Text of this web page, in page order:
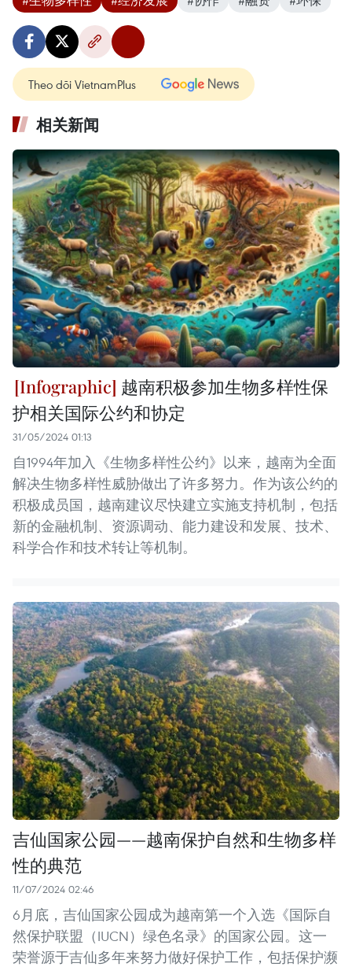
Theo dõi VietnamPlus
相关新闻
越南积极参加生物多样性保
护相关国际公约和协定
31/05/2024 01:13
自1994年加入《生物多样性公约》以来，越南为全面
解决生物多样性威胁做出了许多努力。作为该公约的
积极成员国，越南建议尽快建立实施支持机制，包括
新的金融机制、资源调动、能力建设和发展、技术、
科学合作和技术转让等机制。
吉仙国家公园——越南保护自然和生物多样
性的典范
11/07/2024 02:46
6月底，吉仙国家公园成为越南第一个入选《国际自
然保护联盟（IUCN）绿色名录》的国家公园。这一
荣誉源于吉仙多年来努力做好保护工作，包括保护濒